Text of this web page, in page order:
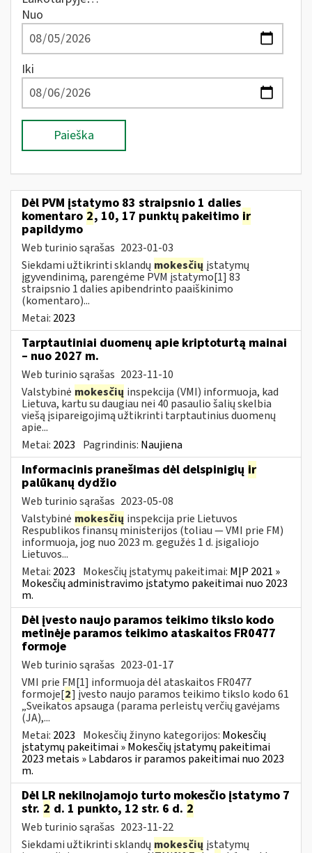
Nuo
Iki
Paieška
Dėl PVM įstatymo 83 straipsnio 1 dalies
komentaro 2, 10, 17 punktų pakeitimo ir
papildymo
Web turinio sąrašas 2023-01-03
Siekdami užtikrinti sklandų mokesčių įstatymų
įgyvendinimą, parengėme PVM įstatymo[1] 83
straipsnio 1 dalies apibendrinto paaiškinimo
(komentaro)...
Metai: 2023
Tarptautiniai duomenų apie kriptoturtą mainai
– nuo 2027 m.
Web turinio sąrašas 2023-11-10
Valstybinė mokesčių inspekcija (VMI) informuoja, kad
Lietuva, kartu su daugiau nei 40 pasaulio šalių skelbia
viešą įsipareigojimą užtikrinti tarptautinius duomenų
apie...
Metai: 2023 Pagrindinis: Naujiena
Informacinis pranešimas dėl delspinigių ir
palūkanų dydžio
Web turinio sąrašas 2023-05-08
Valstybinė mokesčių inspekcija prie Lietuvos
Respublikos finansų ministerijos (toliau — VMI prie FM)
informuoja, jog nuo 2023 m. gegužės 1 d. įsigaliojo
Lietuvos...
Metai: 2023 Mokesčių įstatymų pakeitimai: MĮP 2021 »
Mokesčių administravimo įstatymo pakeitimai nuo 2023
m.
Dėl įvesto naujo paramos teikimo tikslo kodo
metinėje paramos teikimo ataskaitos FR0477
formoje
Web turinio sąrašas 2023-01-17
VMI prie FM[1] informuoja dėl ataskaitos FR0477
formoje[2] įvesto naujo paramos teikimo tikslo kodo 61
„Sveikatos apsauga (parama perleistų verčių gavėjams
(JA),...
Metai: 2023 Mokesčių žinyno kategorijos: Mokesčių
įstatymų pakeitimai » Mokesčių įstatymų pakeitimai
2023 metais » Labdaros ir paramos pakeitimai nuo 2023
m.
Dėl LR nekilnojamojo turto mokesčio įstatymo 7
str. 2 d. 1 punkto, 12 str. 6 d. 2
Web turinio sąrašas 2023-11-22
Siekdami užtikrinti sklandų mokesčių įstatymų